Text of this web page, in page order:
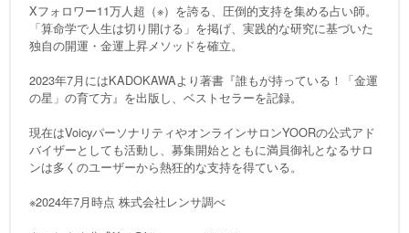
Xフォロワー11万人超（※）を誇る、圧倒的支持を集める占い師。
「算命学で人生は切り開ける」を掲げ、実践的な研究に基づいた
独自の開運・金運上昇メソッドを確立。
2023年7月にはKADOKAWAより著書『誰もが持っている！「金運
の星」の育て方』を出版し、ベストセラーを記録。
現在はVoicyパーソナリティやオンラインサロンYOORの公式アド
バイザーとしても活動し、募集開始とともに満員御礼となるサロ
ンは多くのユーザーから熱狂的な支持を得ている。
※2024年7月時点 株式会社レンサ調べ